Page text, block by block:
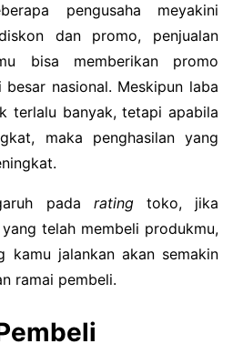
pengusaha meyakini
dan promo, penjualan
bisa memberikan promo
nasional. Meskipun laba
terlalu banyak, tetapi apabila
maka penghasilan yang
pada rating toko, jika
telah membeli produkmu,
kamu jalankan akan semakin
ramai pembeli.